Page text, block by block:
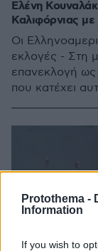
Protothema -
Information
If you wish to
Ελένη
Καλιφόρνιας
Οι
εκλογές - Στη
επανεκλογή ως
που κατέχει